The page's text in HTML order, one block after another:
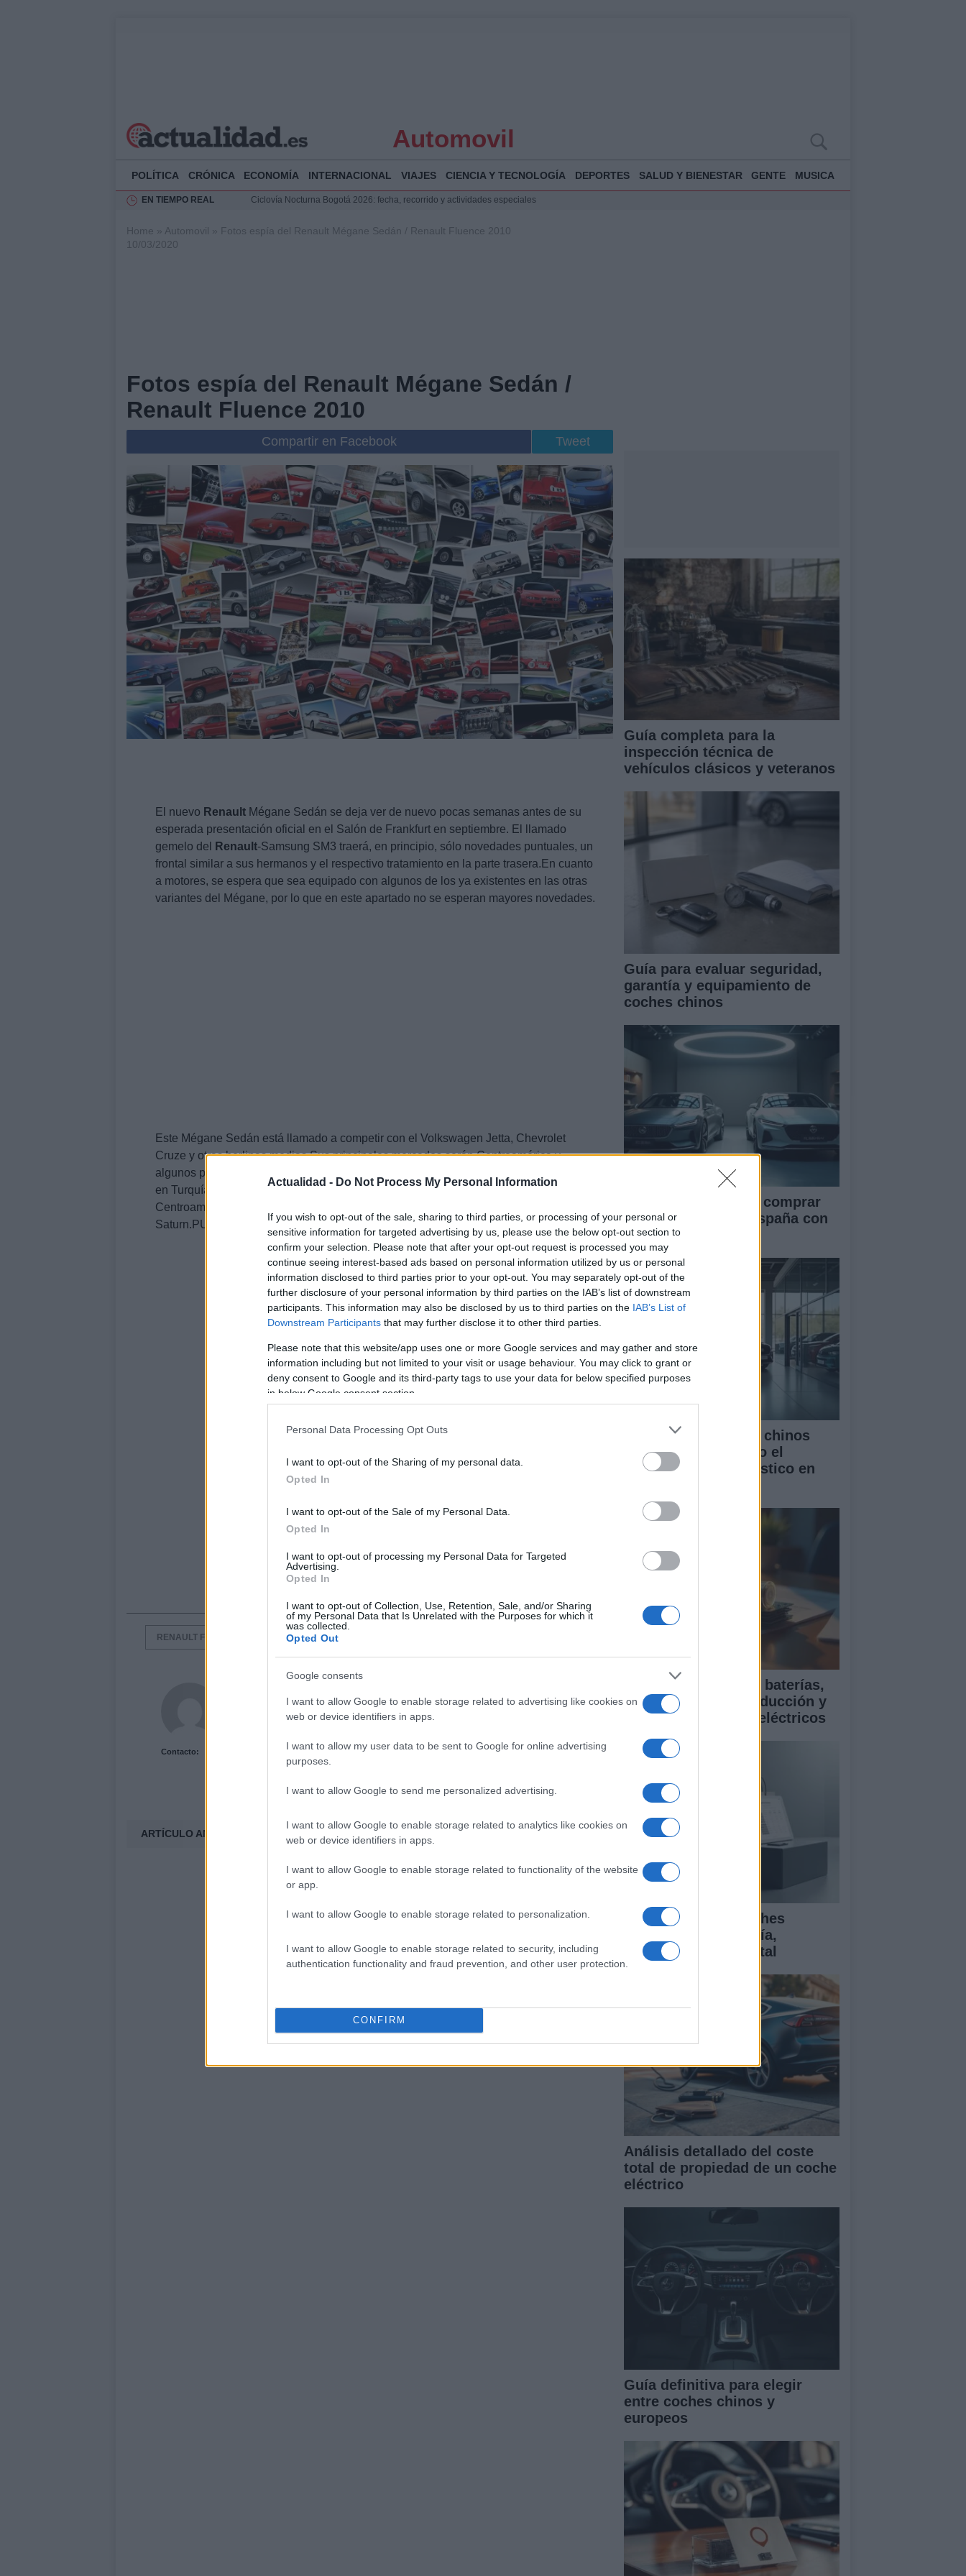
Actualidad - Do Not Process My Personal Information
If you wish to opt-out of the sale, sharing to third parties, or processing of your personal or
sensitive information for targeted advertising by us, please use the below opt-out section to
confirm your selection. Please note that after your opt-out request is processed you may
continue seeing interest-based ads based on personal information utilized by us or personal
information disclosed to third parties prior to your opt-out. You may separately opt-out of the
further disclosure of your personal information by third parties on the IAB’s list of downstream
participants. This information may also be disclosed by us to third parties on the IAB’s List of
Downstream Participants that may further disclose it to other third parties.
Please note that this website/app uses one or more Google services and may gather and store
information including but not limited to your visit or usage behaviour. You may click to grant or
deny consent to Google and its third-party tags to use your data for below specified purposes
in below Google consent section.
Personal Data Processing Opt Outs
I want to opt-out of the Sharing of my personal data.
Opted In
I want to opt-out of the Sale of my Personal Data.
Opted In
I want to opt-out of processing my Personal Data for Targeted
Advertising.
Opted In
I want to opt-out of Collection, Use, Retention, Sale, and/or Sharing
of my Personal Data that Is Unrelated with the Purposes for which it
was collected.
Opted Out
Google consents
I want to allow Google to enable storage related to advertising like cookies on
web or device identifiers in apps.
I want to allow my user data to be sent to Google for online advertising
purposes.
I want to allow Google to send me personalized advertising.
I want to allow Google to enable storage related to analytics like cookies on
web or device identifiers in apps.
I want to allow Google to enable storage related to functionality of the website
or app.
I want to allow Google to enable storage related to personalization.
I want to allow Google to enable storage related to security, including
authentication functionality and fraud prevention, and other user protection.
CONFIRM
Automovil
POLÍTICA CRÓNICA ECONOMÍA INTERNACIONAL VIAJES CIENCIA Y TECNOLOGÍA DEPORTES SALUD Y BIENESTAR GENTE MUSICA
EN TIEMPO REAL
Ciclovía Nocturna Bogotá 2026: fecha, recorrido y actividades especiales
Rehabilitación de la Illa Plana: Menorca apuesta por el deporte náutico sostenible
Home » Automovil » Fotos espía del Renault Mégane Sedán / Renault Fluence 2010
10/03/2020
Fotos espía del Renault Mégane Sedán /
Renault Fluence 2010
Compartir en Facebook Tweet
El nuevo Renault Mégane Sedán se deja ver de nuevo pocas semanas antes de su
esperada presentación oficial en el Salón de Frankfurt en septiembre. El llamado
gemelo del
Renault-Samsung SM3 traerá, en principio, sólo novedades puntuales, un
frontal similar a sus hermanos y el respectivo tratamiento en la parte trasera.En cuanto
a motores, se espera que sea equipado con algunos de los ya existentes en las otras
variantes del Mégane, por lo que en este apartado no se esperan mayores novedades.
Este Mégane Sedán está llamado a competir con el Volkswagen Jetta, Chevrolet
Cruze y otras berlinas medias.Sus principales mercados serán Centroamérica y
algunos países del oriente de Europa, se maneja información de que será ensamblado
en Turquía para abastecer a esa zona de Europa, y en Argentina para exportar a
Centroamérica, Sudamérica y Estados Unidos, donde se comercializará a través de
Saturn.PUBLICIDADPUBLICIDADVía
RENAULT FLUENCE
Contacto:
ARTÍCULO ANTERIOR ARTÍCULO SIGUIENTE
Guía completa para la
inspección técnica de
vehículos clásicos y veteranos
Guía para evaluar seguridad,
garantía y equipamiento de
coches chinos
Guía definitiva para comprar
coches chinos en España con
seguridad
Cómo los vehículos chinos
están transformando el
mercado automovilístico en
Guía para comparar baterías,
asistencias a la conducción y
garantía en coches eléctricos
Comparativa de coches
eléctricos: tecnología,
garantías y coste total
Análisis detallado del coste
total de propiedad de un coche
eléctrico
Guía definitiva para elegir
entre coches chinos y
europeos